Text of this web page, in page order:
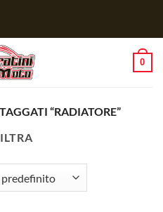
0
“RADIATORE”